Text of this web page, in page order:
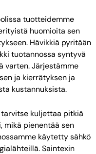
tuotteidemme
huomioita sen
Hävikkiä pyritään
tuotannossa syntyvä
varten. Järjestämme
ja kierrätyksen ja
kustannuksista.
kuljettaa pitkiä
mikä pienentää sen
käytetty sähkö
Saintexin